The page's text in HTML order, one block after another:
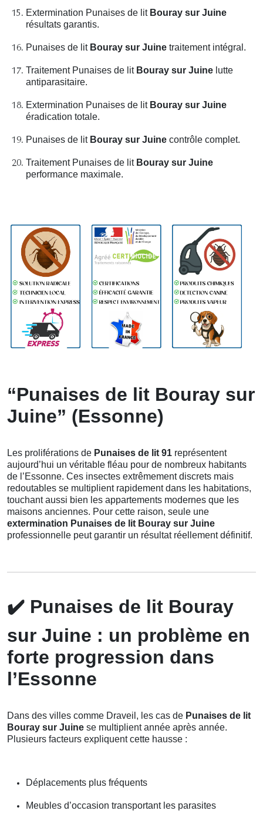
Extermination Punaises de lit Bouray sur Juine
résultats garantis.
Punaises de lit Bouray sur Juine traitement intégral.
Traitement Punaises de lit Bouray sur Juine lutte
antiparasitaire.
Extermination Punaises de lit Bouray sur Juine
éradication totale.
Punaises de lit Bouray sur Juine contrôle complet.
Traitement Punaises de lit Bouray sur Juine
performance maximale.
“Punaises de lit Bouray sur
Juine” (Essonne)
Les proliférations de Punaises de lit 91 représentent
aujourd’hui un véritable fléau pour de nombreux habitants
de l’Essonne. Ces insectes extrêmement discrets mais
redoutables se multiplient rapidement dans les habitations,
touchant aussi bien les appartements modernes que les
maisons anciennes. Pour cette raison, seule une
extermination Punaises de lit Bouray sur Juine
professionnelle peut garantir un résultat réellement définitif.
✔️ Punaises de lit Bouray
sur Juine : un problème en
forte progression dans
l’Essonne
Dans des villes comme Draveil, les cas de Punaises de lit
Bouray sur Juine se multiplient année après année.
Plusieurs facteurs expliquent cette hausse :
Déplacements plus fréquents
Meubles d’occasion transportant les parasites